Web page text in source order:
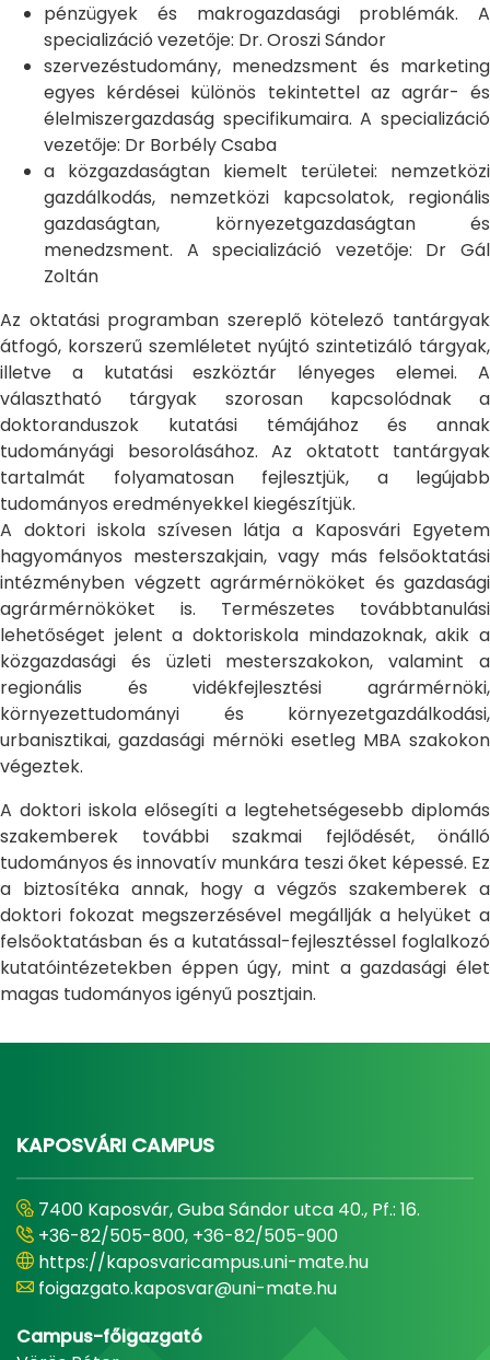
pénzügyek és makrogazdasági problémák. A
specializáció vezetője: Dr. Oroszi Sándor
szervezéstudomány, menedzsment és marketing
egyes kérdései különös tekintettel az agrár- és
élelmiszergazdaság specifikumaira. A specializáció
vezetője: Dr Borbély Csaba
a közgazdaságtan kiemelt területei: nemzetközi
gazdálkodás, nemzetközi kapcsolatok, regionális
gazdaságtan, környezetgazdaságtan és
menedzsment. A specializáció vezetője: Dr Gál
Zoltán
Az oktatási programban szereplő kötelező tantárgyak
átfogó, korszerű szemléletet nyújtó szintetizáló tárgyak,
illetve a kutatási eszköztár lényeges elemei. A
választható tárgyak szorosan kapcsolódnak a
doktoranduszok kutatási témájához és annak
tudományági besorolásához. Az oktatott tantárgyak
tartalmát folyamatosan fejlesztjük, a legújabb
tudományos eredményekkel kiegészítjük.
A doktori iskola szívesen látja a Kaposvári Egyetem
hagyományos mesterszakjain, vagy más felsőoktatási
intézményben végzett agrármérnököket és gazdasági
agrármérnököket is. Természetes továbbtanulási
lehetőséget jelent a doktoriskola mindazoknak, akik a
közgazdasági és üzleti mesterszakokon, valamint a
regionális és vidékfejlesztési agrármérnöki,
környezettudományi és környezetgazdálkodási,
urbanisztikai, gazdasági mérnöki esetleg MBA szakokon
végeztek.
A doktori iskola elősegíti a legtehetségesebb diplomás
szakemberek további szakmai fejlődését, önálló
tudományos és innovatív munkára teszi őket képessé. Ez
a biztosítéka annak, hogy a végzős szakemberek a
doktori fokozat megszerzésével megállják a helyüket a
felsőoktatásban és a kutatással-fejlesztéssel foglalkozó
kutatóintézetekben éppen úgy, mint a gazdasági élet
magas tudományos igényű posztjain.
KAPOSVÁRI CAMPUS
7400 Kaposvár, Guba Sándor utca 40., Pf.: 16.
+36-82/505-800, +36-82/505-900
https://kaposvaricampus.uni-mate.hu
foigazgato.kaposvar@uni-mate.hu
Campus-főigazgató